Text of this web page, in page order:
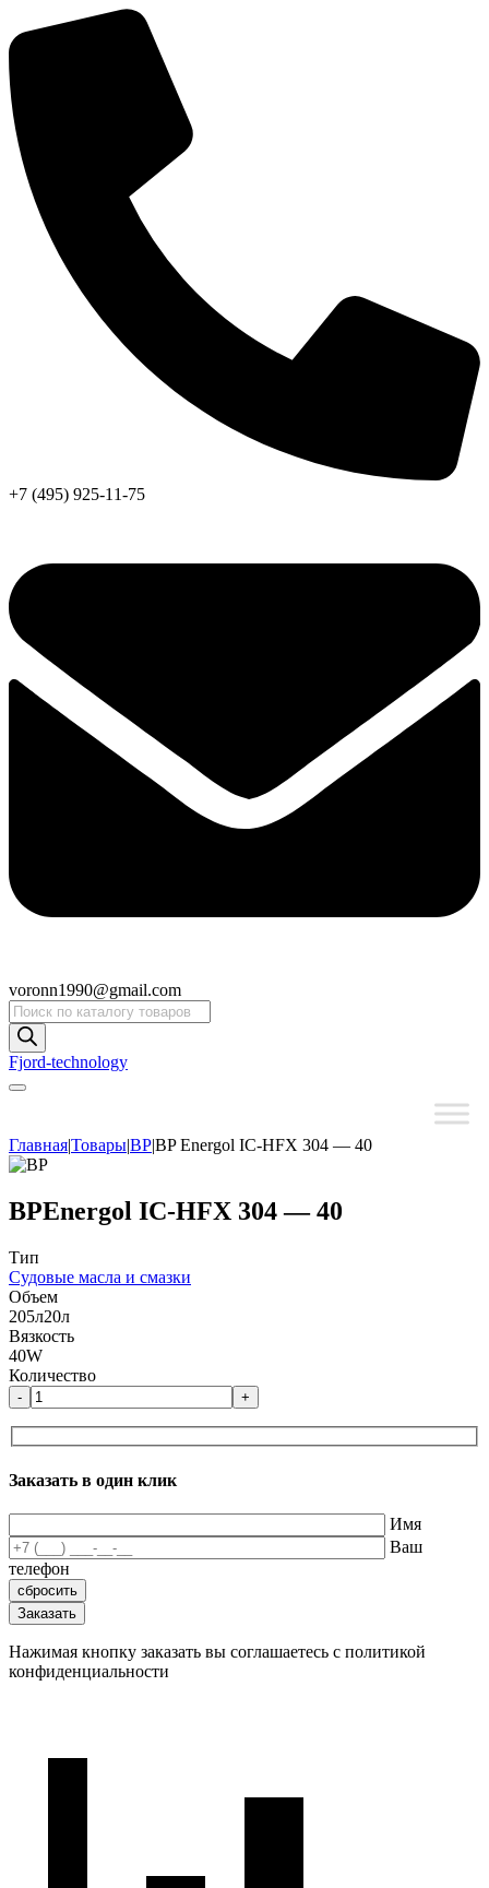
+7 (495) 925-11-75
voronn1990@gmail.com
Поиск
товаров
Fjord-technology
Главная|Товары|BP|BP Energol IC-HFX 304 — 40
BPEnergol IC-HFX 304 — 40
Тип
Судовые масла и смазки
Объем
205л20л
Вязкость
40W
Количество
- +
Заказать в один клик
Имя
Ваш
телефон
Нажимая кнопку заказать вы соглашаетесь с политикой
конфиденциальности